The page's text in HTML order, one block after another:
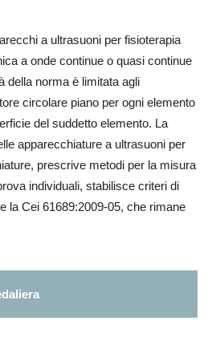
a ultrasuoni per fisioterapia
a onde continue o quasi continue
della norma è limitata agli
circolare piano per ogni elemento
del suddetto elemento. La
apparecchiature a ultrasuoni per
prescrive metodi per la misura
individuali, stabilisce criteri di
la Cei 61689:2009-05, che rimane